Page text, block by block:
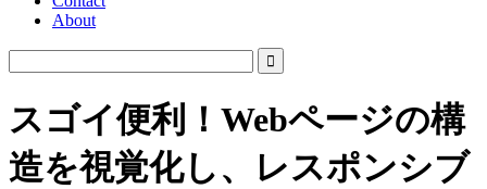
About
スゴイ便利！Webページの構
造を視覚化し、レスポンシブ